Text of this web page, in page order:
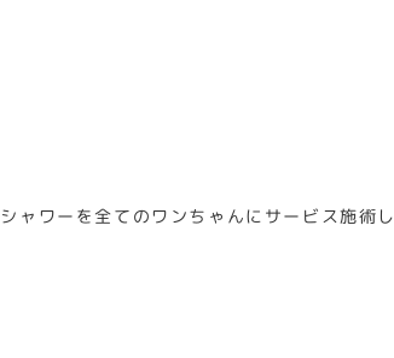
ャワーを全てのワンちゃんにサービス施術し